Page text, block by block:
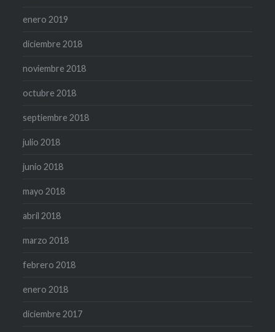
enero 2019
diciembre 2018
noviembre 2018
octubre 2018
septiembre 2018
julio 2018
junio 2018
mayo 2018
abril 2018
marzo 2018
febrero 2018
enero 2018
diciembre 2017